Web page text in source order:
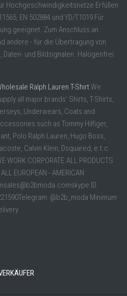
Hochgeschwindigkeitsnetze Erfüllen
EN 502884 und YD/T1019 Für
geeignet. Zum Anschluss an
andere - für die Übertragung von
und Bildsignalen. Halogenfrei
Ralph Lauren T-ShirtWe
all major brands’ Shirts, T-Shirts,
Underwears, Coats and
such as Tommy Hilfiger,
Polo Ralph Lauren, Hugo Boss,
Calvin Klein, Dsquared, e.t.c.
WORK CORPORATE.ALL PRODUCTS
EUROPEAN - AMERICAN
ID:
@b2b_moda Minimum